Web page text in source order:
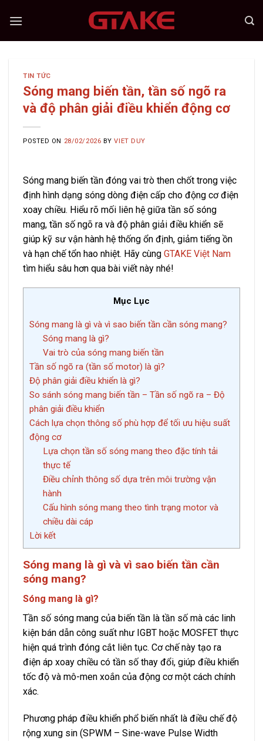
TIN TỨC
Sóng mang biến tần, tần số ngõ ra
và độ phân giải điều khiển động cơ
POSTED ON 28/02/2026 BYVIET DUY
Sóng mang biến tần đóng vai trò then chốt trong việc
định hình dạng sóng dòng điện cấp cho động cơ điện
xoay chiều. Hiểu rõ mối liên hệ giữa tần số sóng
mang, tần số ngõ ra và độ phân giải điều khiển sẽ
giúp kỹ sư vận hành hệ thống ổn định, giảm tiếng ồn
và hạn chế tổn hao nhiệt. Hãy cùng GTAKE Việt Nam
tìm hiểu sâu hơn qua bài viết này nhé!
Mục Lục
Sóng mang là gì và vì sao biến tần cần sóng mang?
Sóng mang là gì?
Vai trò của sóng mang biến tần
Tần số ngõ ra (tần số motor) là gì?
Độ phân giải điều khiển là gì?
So sánh sóng mang biến tần – Tần số ngõ ra – Độ
phân giải điều khiển
Cách lựa chọn thông số phù hợp để tối ưu hiệu suất
động cơ
Lựa chọn tần số sóng mang theo đặc tính tải
thực tế
Điều chỉnh thông số dựa trên môi trường vận
hành
Cấu hình sóng mang theo tình trạng motor và
chiều dài cáp
Lời kết
Sóng mang là gì và vì sao biến tần cần
sóng mang?
Sóng mang là gì?
Tần số sóng mang của biến tần là tần số mà các linh
kiện bán dẫn công suất như IGBT hoặc MOSFET thực
hiện quá trình đóng cắt liên tục. Cơ chế này tạo ra
điện áp xoay chiều có tần số thay đổi, giúp điều khiển
tốc độ và mô-men xoắn của động cơ một cách chính
xác.
Phương pháp điều khiển phổ biến nhất là điều chế độ
rộng xung sin (SPWM – Sine-wave Pulse Width